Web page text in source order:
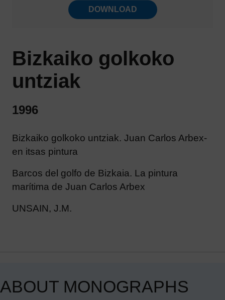
DOWNLOAD
Bizkaiko golkoko
untziak
1996
Bizkaiko golkoko untziak. Juan Carlos Arbex-
en itsas pintura
Barcos del golfo de Bizkaia. La pintura
marítima de Juan Carlos Arbex
UNSAIN, J.M.
ABOUT MONOGRAPHS